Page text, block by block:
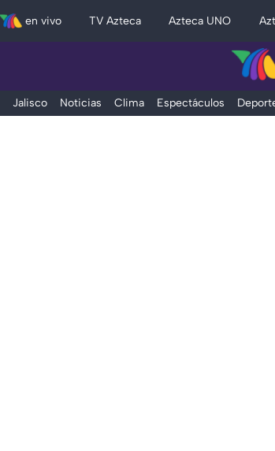
en vivo TV Azteca Azteca UNO
Jalisco Noticias Clima Espectáculos